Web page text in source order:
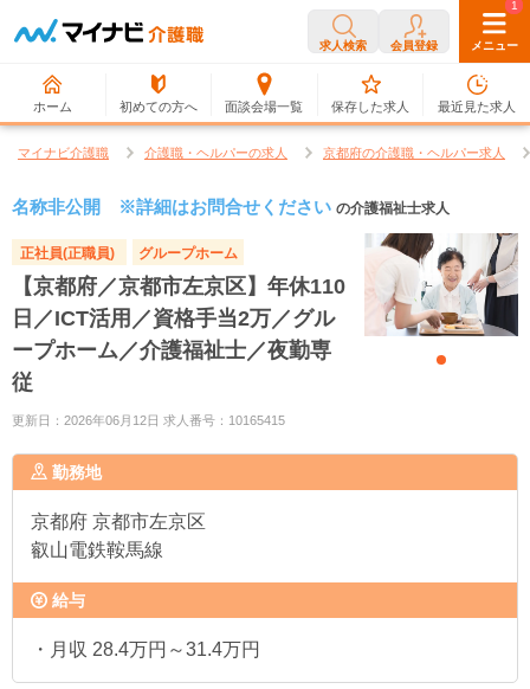
求人検索 会員登録 メニュー
ホーム 初めての方へ 面談会場一覧
0
保存した求人
1
最近見た求人
マイナビ介護職 介護職・ヘルパーの求人 京都府の介護職・ヘルパー求人
名称非公開 ※詳細はお問合せください の介護福祉士求人
正社員(正職員) グループホーム
【京都府／京都市左京区】年休110
日／ICT活用／資格手当2万／グル
ープホーム／介護福祉士／夜勤専
従
更新日：2026年06月12日 求人番号：10165415
勤務地
京都府 京都市左京区
叡山電鉄鞍馬線
給与
・月収 28.4万円～31.4万円